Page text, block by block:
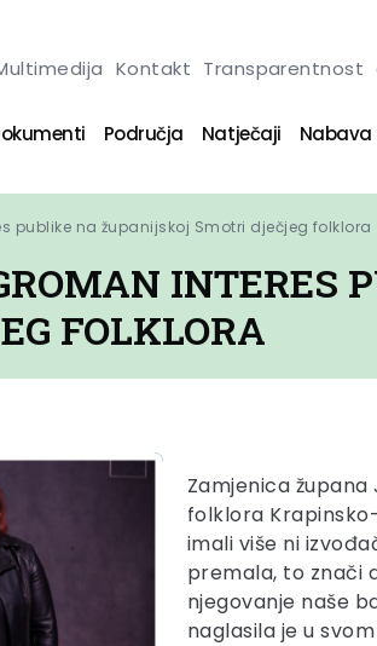
Kontakt Transparentnost
Područja Natječaji Nabava
publike na županijskoj Smotri dječjeg folklora
INTERES
FOLKLORA
Zamjenica
folklora
imali više ni
premala, to znači
njegovanje naše
naglasila je u